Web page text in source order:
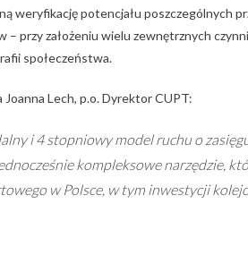
weryfikację potencjału poszczególnych
przy założeniu wielu zewnętrznych
społeczeństwa.
Lech, p.o. Dyrektor CUPT:
i 4 stopniowy model ruchu o
kompleksowe narzędzie,
w Polsce, w tym inwestycji